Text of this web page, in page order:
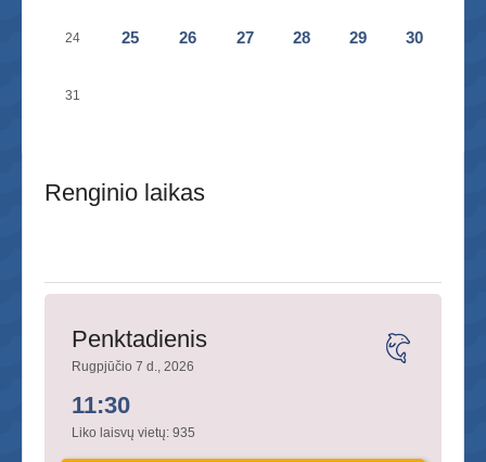
24 25 26 27 28 29 30
31
Renginio laikas
Penktadienis
Rugpjūčio 7 d., 2026
11:30
Liko laisvų vietų: 935